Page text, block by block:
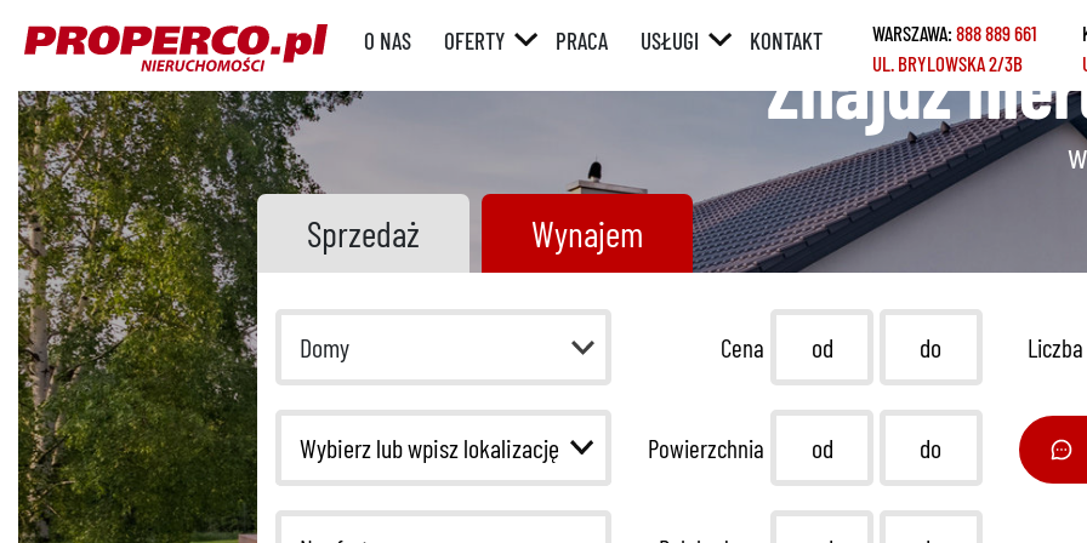
O NAS OFERTY PRACA USŁUGI
W SPRZEDAŻY /
POŚREDNICTWO
W ZAKUPIE /
NAJMIE
HOME STAGING
KONTAKT WARSZAWA:888 889 661
UL. BRYLOWSKA 2/3B
Znajdź
Sprzedaż
Wynajem
Domy Cena
Powierzchnia